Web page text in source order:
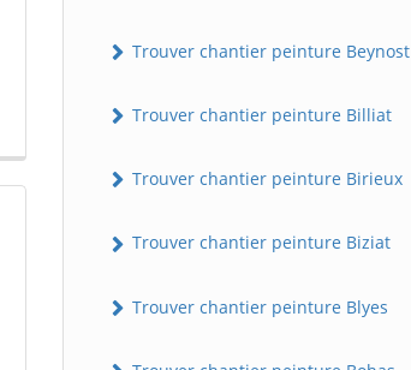
Trouver chantier peinture Beynost
Trouver chantier peinture Billiat
Trouver chantier peinture Birieux
Trouver chantier peinture Biziat
Trouver chantier peinture Blyes